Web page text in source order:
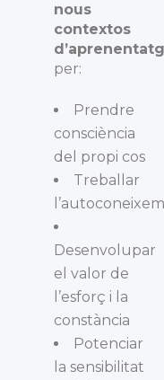
nous
contextos
per:
Prendre
consciència
del propi cos
Treballar
Desenvolupar
el valor de
l’esforç i la
constància
Potenciar
la sensibilitat